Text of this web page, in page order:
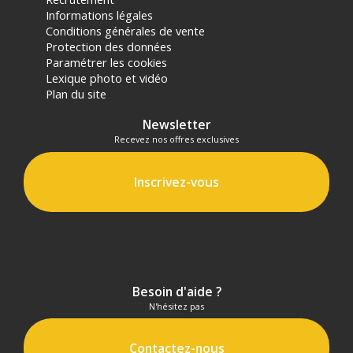
Informations légales
Conditions générales de vente
Protection des données
Paramétrer les cookies
Lexique photo et vidéo
Plan du site
Newsletter
Recevez nos offres exclusives
Inscrivez-vous
Besoin d'aide ?
N'hésitez pas
Contactez-nous